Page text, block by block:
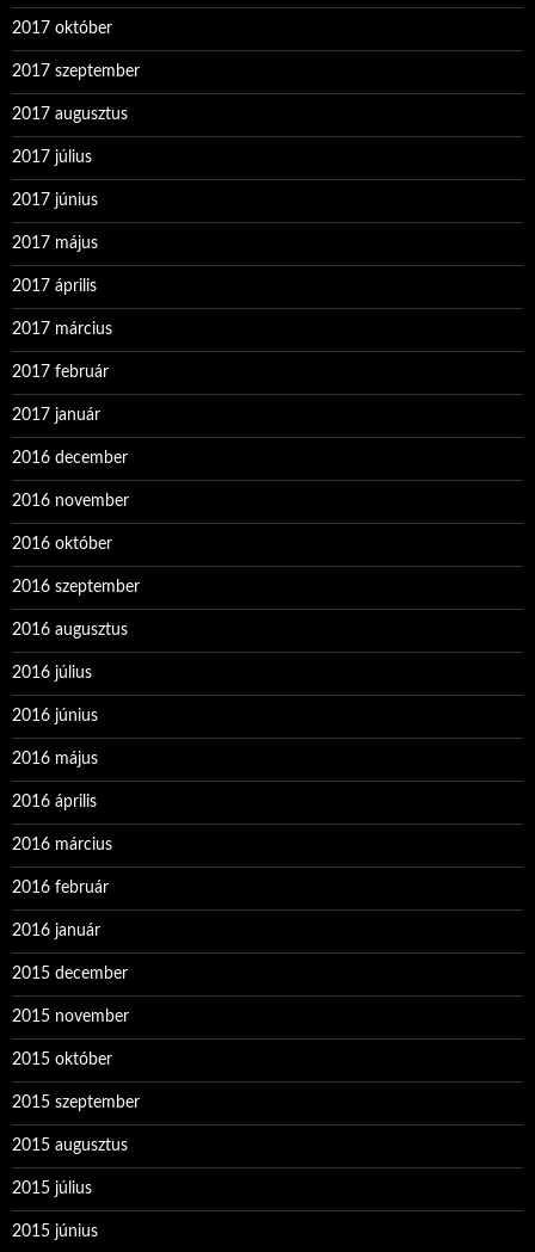
2017 október
2017 szeptember
2017 augusztus
2017 július
2017 június
2017 május
2017 április
2017 március
2017 február
2017 január
2016 december
2016 november
2016 október
2016 szeptember
2016 augusztus
2016 július
2016 június
2016 május
2016 április
2016 március
2016 február
2016 január
2015 december
2015 november
2015 október
2015 szeptember
2015 augusztus
2015 július
2015 június